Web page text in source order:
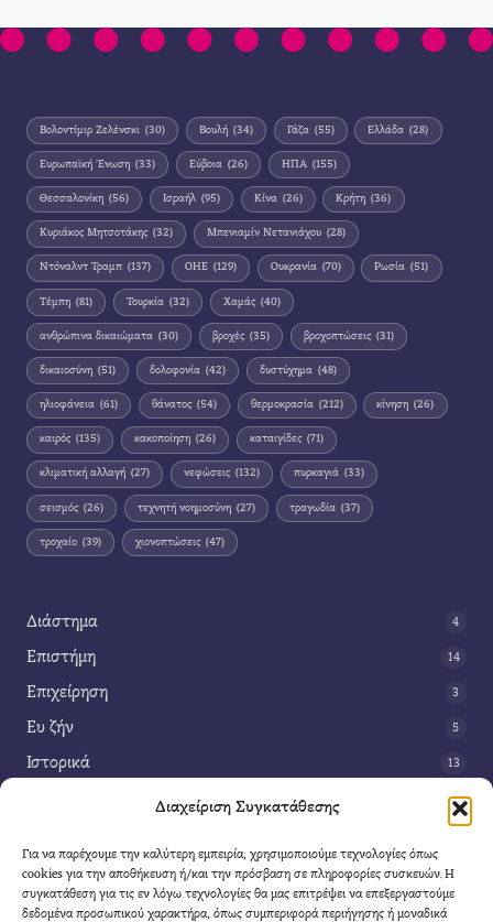
Διαχείριση Συγκατάθεσης
Για να παρέχουμε την καλύτερη εμπειρία, χρησιμοποιούμε τεχνολογίες όπως
cookies για την αποθήκευση ή/και την πρόσβαση σε πληροφορίες συσκευών. Η
συγκατάθεση για τις εν λόγω τεχνολογίες θα μας επιτρέψει να επεξεργαστούμε
δεδομένα προσωπικού χαρακτήρα, όπως συμπεριφορά περιήγησης ή μοναδικά
Βολοντίμιρ Ζελένσκι (30) Βουλή (34) Γάζα (55) Ελλάδα (28)
Ευρωπαϊκή Ένωση (33) Εύβοια (26) ΗΠΑ (155)
Θεσσαλονίκη (56) Ισραήλ (95) Κίνα (26) Κρήτη (36)
Κυριάκος Μητσοτάκης (32) Μπενιαμίν Νετανιάχου (28)
Ντόναλντ Τραμπ (137) ΟΗΕ (129) Ουκρανία (70) Ρωσία (51)
Τέμπη (81) Τουρκία (32) Χαμάς (40)
ανθρώπινα δικαιώματα (30) βροχές (35) βροχοπτώσεις (31)
δικαιοσύνη (51) δολοφονία (42) δυστύχημα (48)
ηλιοφάνεια (61) θάνατος (54) θερμοκρασία (212) κίνηση (26)
καιρός (135) κακοποίηση (26) καταιγίδες (71)
κλιματική αλλαγή (27) νεφώσεις (132) πυρκαγιά (33)
σεισμός (26) τεχνητή νοημοσύνη (27) τραγωδία (37)
τροχαίο (39) χιονοπτώσεις (47)
Διάστημα 4
Επιστήμη 14
Επιχείρηση 3
Ευ ζήν 5
Ιστορικά 13
42
Τέχνη 3
Τεχνολογία